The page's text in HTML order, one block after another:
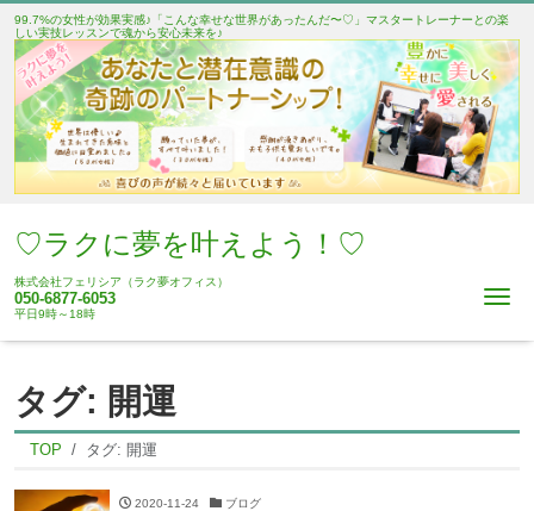
99.7%の女性が効果実感♪「こんな幸せな世界があったんだ〜♡」マスタートレーナーとの楽
しい実技レッスンで魂から安心未来を♪
♡ラクに夢を叶えよう！♡
株式会社フェリシア（ラク夢オフィス）
050-6877-6053
平日9時～18時
タグ: 開運
TOP タグ: 開運
2020-11-24 ブログ